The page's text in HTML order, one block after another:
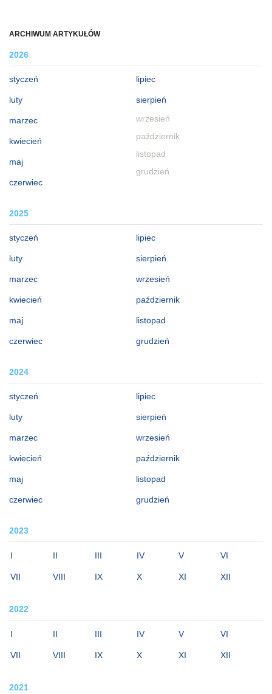
ARCHIWUM ARTYKUŁÓW
2026
styczeń
luty
marzec
kwiecień
maj
czerwiec
lipiec
sierpień
wrzesień
październik
listopad
grudzień
2025
styczeń
luty
marzec
kwiecień
maj
czerwiec
lipiec
sierpień
wrzesień
październik
listopad
grudzień
2024
styczeń
luty
marzec
kwiecień
maj
czerwiec
lipiec
sierpień
wrzesień
październik
listopad
grudzień
2023
I II III IV V VI
VII VIII IX X XI XII
2022
I II III IV V VI
VII VIII IX X XI XII
2021